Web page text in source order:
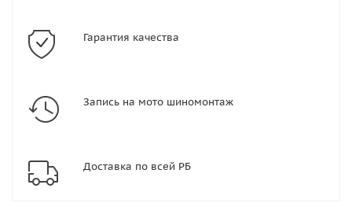
Гарантия качества
Запись на мото шиномонтаж
Доставка по всей РБ